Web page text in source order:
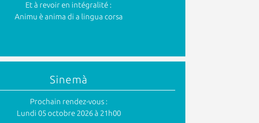
Et à revoir en intégralité :
Animu è anima di a lingua corsa
Sinemà
Prochain rendez-vous :
Lundi 05 octobre 2026 à 21h00